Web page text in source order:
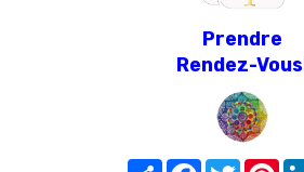
Prendre
Rendez-
Share FacebookTwitter